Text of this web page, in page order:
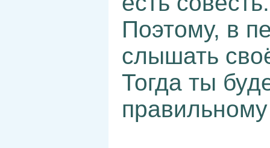
Поэтому, в
слышать
Тогда ты